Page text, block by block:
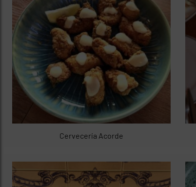
Cervecería Acorde